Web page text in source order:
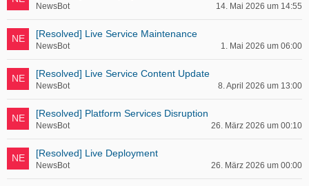
NewsBot 14. Mai 2026 um 14:55
[Resolved] Live Service Maintenance
NewsBot 1. Mai 2026 um 06:00
[Resolved] Live Service Content Update
NewsBot 8. April 2026 um 13:00
[Resolved] Platform Services Disruption
NewsBot 26. März 2026 um 00:10
[Resolved] Live Deployment
NewsBot 26. März 2026 um 00:00